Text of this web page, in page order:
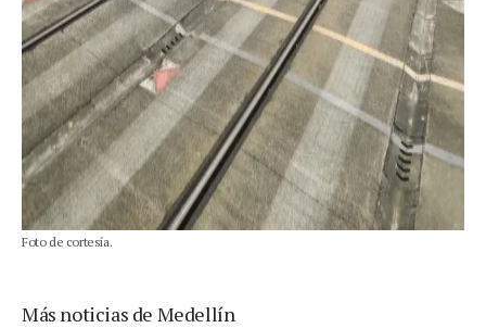
Foto de cortesía.
Más noticias de Medellín